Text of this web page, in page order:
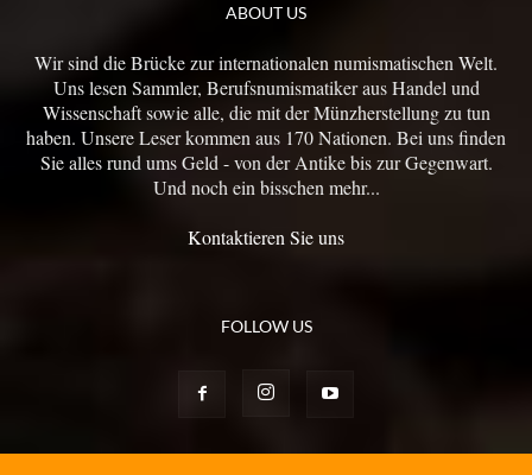
ABOUT US
Wir sind die Brücke zur internationalen numismatischen Welt.
Uns lesen Sammler, Berufsnumismatiker aus Handel und
Wissenschaft sowie alle, die mit der Münzherstellung zu tun
haben. Unsere Leser kommen aus 170 Nationen. Bei uns finden
Sie alles rund ums Geld - von der Antike bis zur Gegenwart.
Und noch ein bisschen mehr...
Kontaktieren Sie uns
FOLLOW US